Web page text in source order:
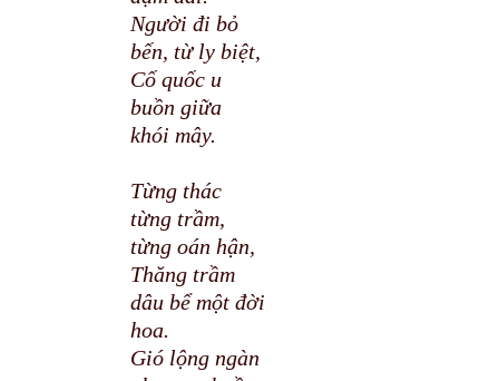
Người đi bỏ
bến, từ ly biệt,
Cố quốc u
buồn giữa
khói mây.
Từng thác
từng trầm,
từng oán hận,
Thăng trầm
dâu bể một đời
hoa.
Gió lộng ngàn